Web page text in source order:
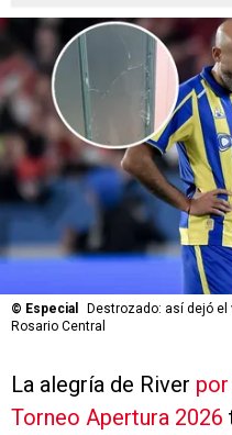
© Especial
Destrozado: así dejó
Rosario Central
La alegría de River
Torneo Apertura 2026